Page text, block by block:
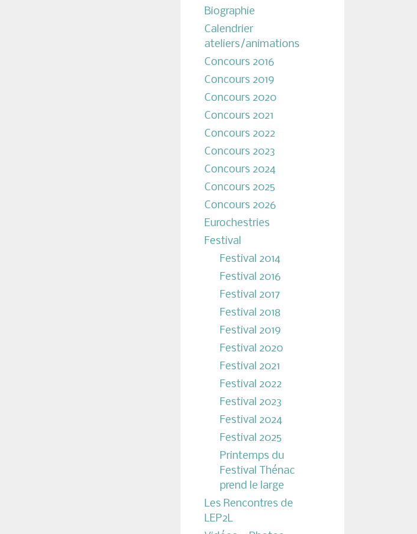
Biographie
Calendrier
ateliers/animations
Concours 2016
Concours 2019
Concours 2020
Concours 2021
Concours 2022
Concours 2023
Concours 2024
Concours 2025
Concours 2026
Eurochestries
Festival
Festival 2014
Festival 2016
Festival 2017
Festival 2018
Festival 2019
Festival 2020
Festival 2021
Festival 2022
Festival 2023
Festival 2024
Festival 2025
Printemps du
Festival Thénac
prend le large
Les Rencontres de
LEP2L